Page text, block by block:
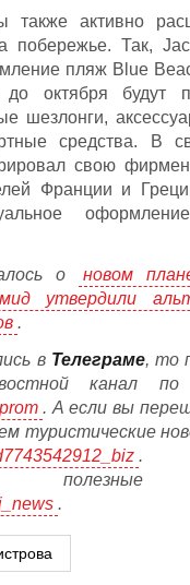
также активно
побережье. Так,
пляж Blue
октября будут
шезлонги,
средства. В
свою
Франции и
о
новом
утвердили
.
в Телеграме, то
канал по
. А если вы
туристические
.
.